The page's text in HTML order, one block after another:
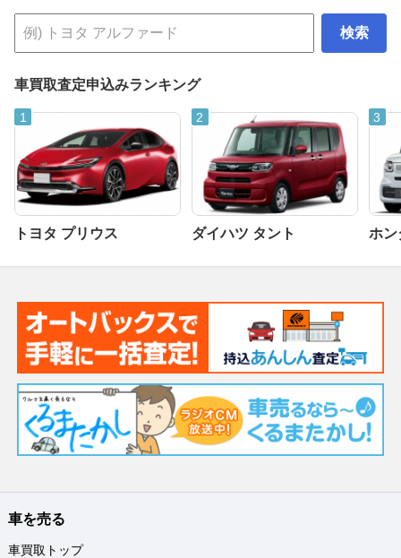
検索
車買取査定申込みランキング
トヨタ プリウス ダイハツ タント ホン
車を売る
車買取トップ